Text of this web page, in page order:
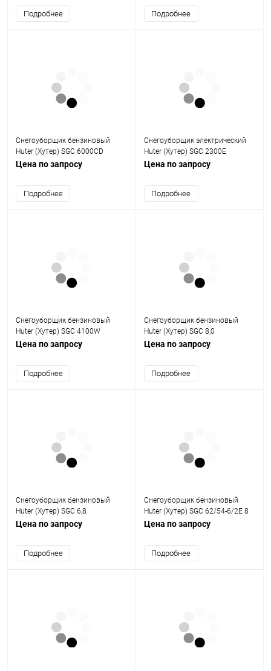
Подробнее Подробнее
Снегоуборщик бензиновый
Huter (Хутер) SGC 6000CD
Цена по запросу
Подробнее
Снегоуборщик электрический
Huter (Хутер) SGC 2300E
Цена по запросу
Подробнее
Снегоуборщик бензиновый
Huter (Хутер) SGC 4100W
Цена по запросу
Подробнее
Снегоуборщик бензиновый
Huter (Хутер) SGC 8,0
Цена по запросу
Подробнее
Снегоуборщик бензиновый
Huter (Хутер) SGC 6,8
Цена по запросу
Подробнее
Снегоуборщик бензиновый
Huter (Хутер) SGC 62/54-6/2E 8
л.с.
Цена по запросу
Подробнее